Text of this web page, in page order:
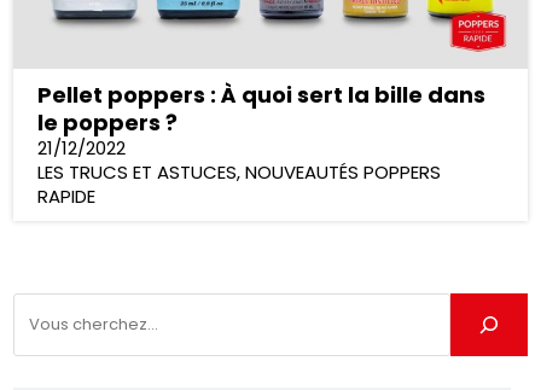
Pellet poppers : À quoi sert la bille dans
le poppers ?
21/12/2022
LES TRUCS ET ASTUCES,NOUVEAUTÉS POPPERS
RAPIDE